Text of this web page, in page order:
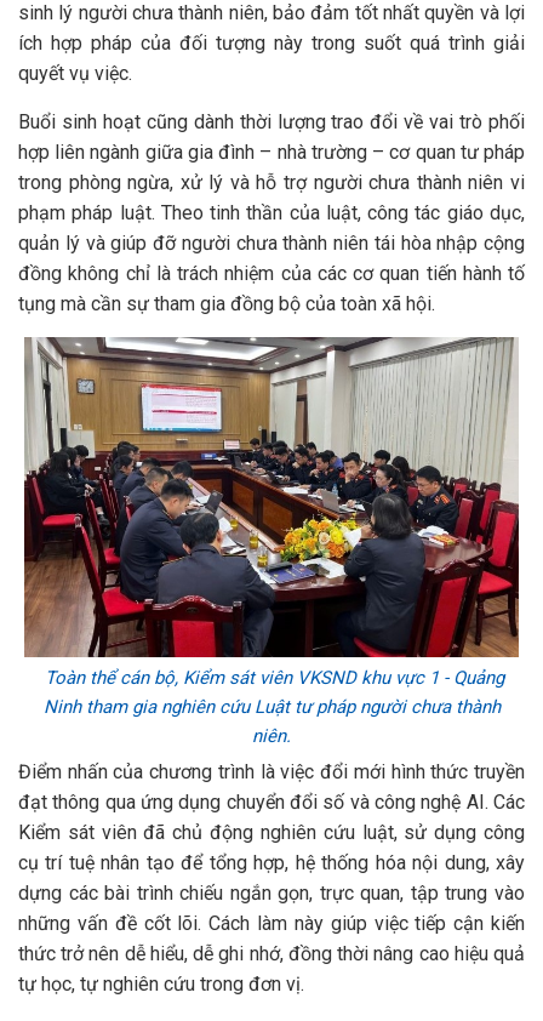
sinh lý người chưa thành niên, bảo đảm tốt nhất quyền và lợi
ích hợp pháp của đối tượng này trong suốt quá trình giải
quyết vụ việc.
Buổi sinh hoạt cũng dành thời lượng trao đổi về vai trò phối
hợp liên ngành giữa gia đình – nhà trường – cơ quan tư pháp
trong phòng ngừa, xử lý và hỗ trợ người chưa thành niên vi
phạm pháp luật. Theo tinh thần của luật, công tác giáo dục,
quản lý và giúp đỡ người chưa thành niên tái hòa nhập cộng
đồng không chỉ là trách nhiệm của các cơ quan tiến hành tố
tụng mà cần sự tham gia đồng bộ của toàn xã hội.
Toàn thể cán bộ, Kiểm sát viên VKSND khu vực 1 - Quảng
Ninh tham gia nghiên cứu Luật tư pháp người chưa thành
niên.
Điểm nhấn của chương trình là việc đổi mới hình thức truyền
đạt thông qua ứng dụng chuyển đổi số và công nghệ AI. Các
Kiểm sát viên đã chủ động nghiên cứu luật, sử dụng công
cụ trí tuệ nhân tạo để tổng hợp, hệ thống hóa nội dung, xây
dựng các bài trình chiếu ngắn gọn, trực quan, tập trung vào
những vấn đề cốt lõi. Cách làm này giúp việc tiếp cận kiến
thức trở nên dễ hiểu, dễ ghi nhớ, đồng thời nâng cao hiệu quả
tự học, tự nghiên cứu trong đơn vị.